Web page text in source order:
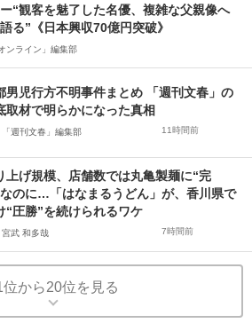
“観客を魅了した名優、複雑な父親像へ
る”《日本興収70億円突破》
ンライン」編集部
男児行方不明事件まとめ 「週刊文春」の
取材で明らかになった真相
「週刊文春」編集部 11時間前
上げ規模、店舗数では丸亀製麺に“完
のに…「はなまるうどん」が、香川県で
“圧勝”を続けられるワケ
宮武 和多哉 7時間前
位から20位を見る